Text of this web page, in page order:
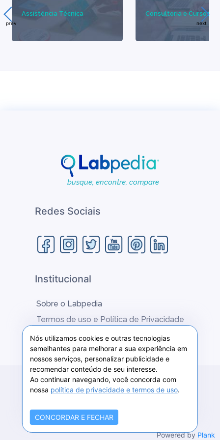
humano e relacionamento com o cliente
Visão
Ser referência no diagnóstico anatomopatológico,
- Ética profissional
- Compromisso com a excelência
- Sustentabilidade empresarial
Assistência Técnica Consultoria e Cursos
prev next
busque, encontre, compare
Redes Sociais
Institucional
Sobre o Labpedia
Termos de uso e Política de Privacidade
Fale conosco
2020 © Labpedia -MCSANTOS COMUNICAÇÕES E
contato@labpedia.com.br
Powered by Plank
Nós utilizamos cookies e outras tecnologias
semelhantes para melhorar a sua experiência em
nossos serviços, personalizar publicidade e
recomendar conteúdo de seu interesse.
Ao continuar navegando, você concorda com
nossa política de privacidade e termos de uso.
CONCORDAR E FECHAR